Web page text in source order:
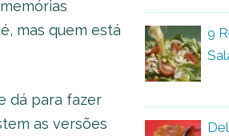
mas quem está
dá para fazer
as versões
9